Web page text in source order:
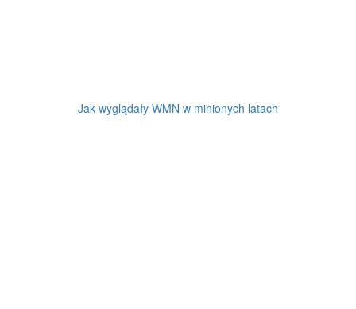
Jak wyglądały WMN w minionych latach